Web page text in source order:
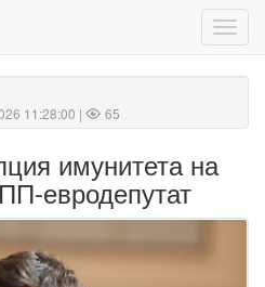
11:28:00 | 65
имунитета на
евродепутат